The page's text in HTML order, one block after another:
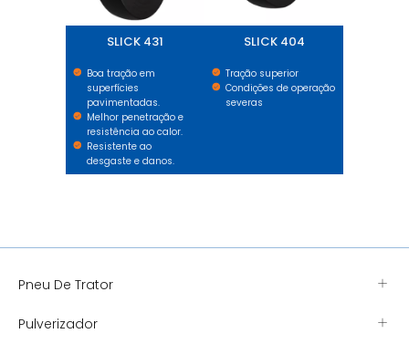
SLICK 431
Boa tração em
superfícies
pavimentadas.
Melhor penetração e
resistência ao calor.
Resistente ao
desgaste e danos.
SLICK 404
Tração superior
Condições de operação
severas
Pneu De Trator
Pulverizador